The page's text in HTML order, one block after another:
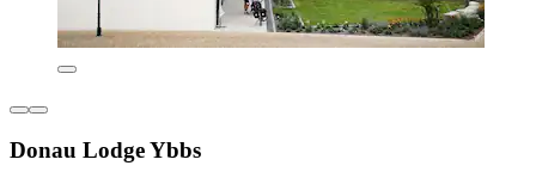
Donau Lodge Ybbs